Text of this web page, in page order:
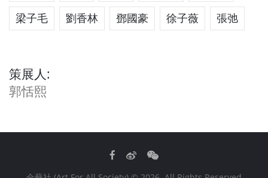
梁子毛
劉香林 鄧國豪 徐子薇 張弛
策展人:
郭恬熙
Facebook
WeiboWeChat